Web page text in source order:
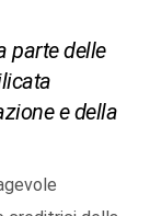
parte delle
e della